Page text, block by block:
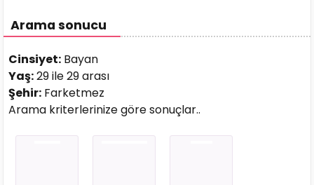
Arama sonucu
Cinsiyet: Bayan
Yaş:29 ile 29 arası
Şehir: Farketmez
Arama kriterlerinize göre sonuçlar..